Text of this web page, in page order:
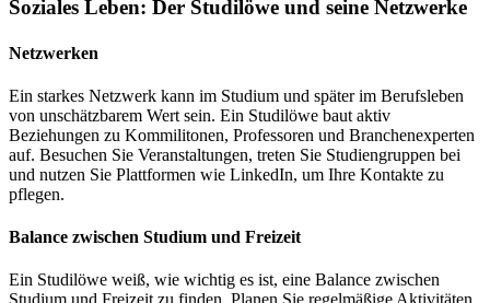
Soziales Leben: Der Studilöwe und seine Netzwerke
Netzwerken
Ein starkes Netzwerk kann im Studium und später im Berufsleben
von unschätzbarem Wert sein. Ein Studilöwe baut aktiv
Beziehungen zu Kommilitonen, Professoren und Branchenexperten
auf. Besuchen Sie Veranstaltungen, treten Sie Studiengruppen bei
und nutzen Sie Plattformen wie LinkedIn, um Ihre Kontakte zu
pflegen.
Balance zwischen Studium und Freizeit
Ein Studilöwe weiß, wie wichtig es ist, eine Balance zwischen